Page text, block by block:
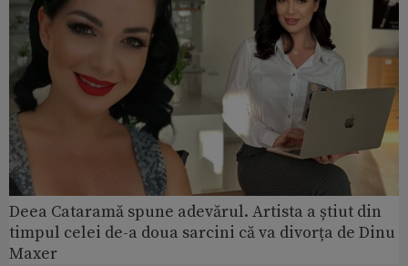
Deea Cataramă spune adevărul. Artista a știut din
timpul celei de-a doua sarcini că va divorța de Dinu
Maxer